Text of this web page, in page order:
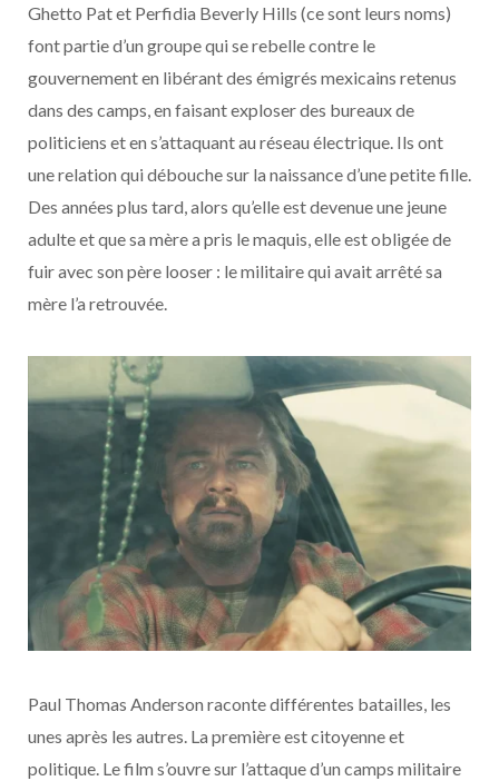
Ghetto Pat et Perfidia Beverly Hills (ce sont leurs noms)
font partie d’un groupe qui se rebelle contre le
gouvernement en libérant des émigrés mexicains retenus
dans des camps, en faisant exploser des bureaux de
politiciens et en s’attaquant au réseau électrique. Ils ont
une relation qui débouche sur la naissance d’une petite fille.
Des années plus tard, alors qu’elle est devenue une jeune
adulte et que sa mère a pris le maquis, elle est obligée de
fuir avec son père looser : le militaire qui avait arrêté sa
mère l’a retrouvée.
Paul Thomas Anderson raconte différentes batailles, les
unes après les autres. La première est citoyenne et
politique. Le film s’ouvre sur l’attaque d’un camps militaire